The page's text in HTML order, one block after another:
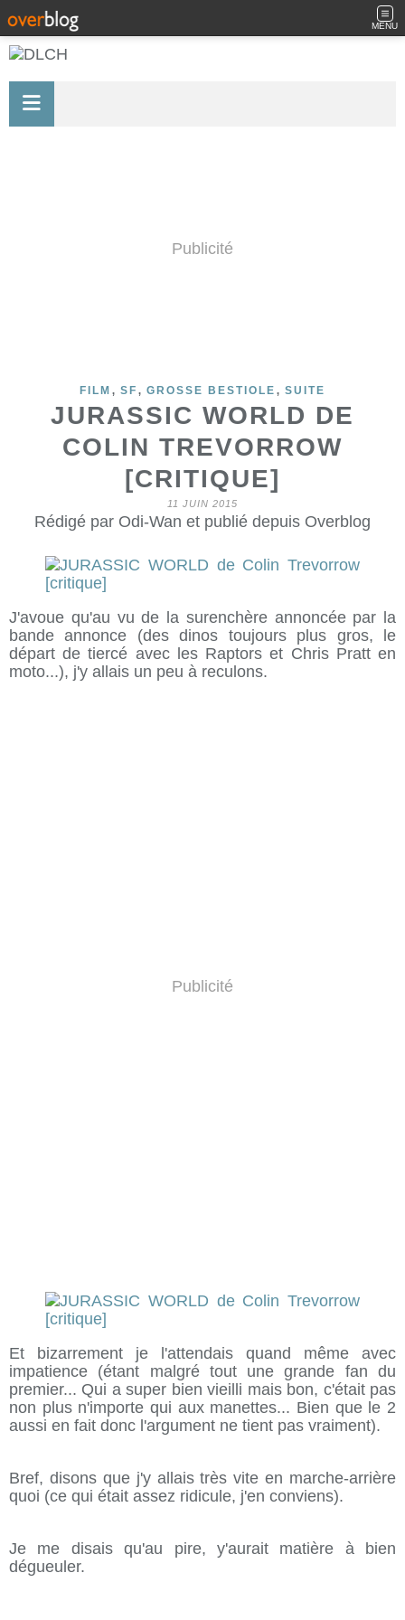
MENU
Publicité
FILM , SF , GROSSE BESTIOLE , SUITE
JURASSIC WORLD DE
COLIN TREVORROW
[CRITIQUE]
11 JUIN 2015
Rédigé par Odi-Wan et publié depuis Overblog
J'avoue qu'au vu de la surenchère annoncée par la
bande annonce (des dinos toujours plus gros, le
départ de tiercé avec les Raptors et Chris Pratt en
moto...), j'y allais un peu à reculons.
Publicité
Et bizarrement je l'attendais quand même avec
impatience (étant malgré tout une grande fan du
premier... Qui a super bien vieilli mais bon, c'était pas
non plus n'importe qui aux manettes... Bien que le 2
aussi en fait donc l'argument ne tient pas vraiment).
Bref, disons que j'y allais très vite en marche-arrière
quoi (ce qui était assez ridicule, j'en conviens).
Je me disais qu'au pire, y'aurait matière à bien
dégueuler.